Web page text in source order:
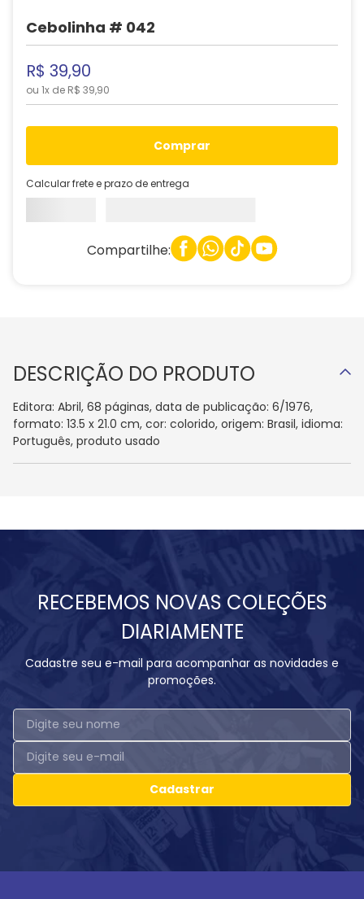
Cebolinha # 042
R$ 39,90
ou 1x de R$ 39,90
comprar
Calcular frete e prazo de entrega
Compartilhe:
DESCRIÇÃO DO PRODUTO
Editora: Abril, 68 páginas, data de publicação: 6/1976,
formato: 13.5 x 21.0 cm, cor: colorido, origem: Brasil, idioma:
Português, produto usado
RECEBEMOS NOVAS COLEÇÕES
DIARIAMENTE
Cadastre seu e-mail para acompanhar as novidades e
promoções.
Cadastrar